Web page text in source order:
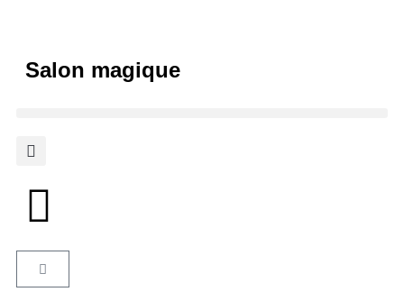
Salon magique